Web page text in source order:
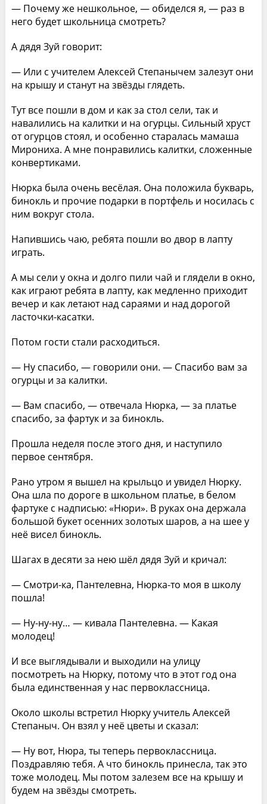
— Почему же нешкольное, — обиделся я, — раз в
него будет школьница смотреть?
А дядя Зуй говорит:
— Или с учителем Алексей Степанычем залезут они
на крышу и станут на звёзды глядеть.
Тут все пошли в дом и как за стол сели, так и
навалились на калитки и на огурцы. Сильный хруст
от огурцов стоял, и особенно старалась мамаша
Мирониха. А мне понравились калитки, сложенные
конвертиками.
Нюрка была очень весёлая. Она положила букварь,
бинокль и прочие подарки в портфель и носилась с
ним вокруг стола.
Напившись чаю, ребята пошли во двор в лапту
играть.
А мы сели у окна и долго пили чай и глядели в окно,
как играют ребята в лапту, как медленно приходит
вечер и как летают над сараями и над дорогой
ласточки-касатки.
Потом гости стали расходиться.
— Ну спасибо, — говорили они. — Спасибо вам за
огурцы и за калитки.
— Вам спасибо, — отвечала Нюрка, — за платье
спасибо, за фартук и за бинокль.
Прошла неделя после этого дня, и наступило
первое сентября.
Рано утром я вышел на крыльцо и увидел Нюрку.
Она шла по дороге в школьном платье, в белом
фартуке с надписью: «Нюри». В руках она держала
большой букет осенних золотых шаров, а на шее у
неё висел бинокль.
Шагах в десяти за нею шёл дядя Зуй и кричал:
— Смотри-ка, Пантелевна, Нюрка-то моя в школу
пошла!
— Ну-ну-ну… — кивала Пантелевна. — Какая
молодец!
И все выглядывали и выходили на улицу
посмотреть на Нюрку, потому что в этот год она
была единственная у нас первоклассница.
Около школы встретил Нюрку учитель Алексей
Степаныч. Он взял у неё цветы и сказал:
— Ну вот, Нюра, ты теперь первоклассница.
Поздравляю тебя. А что бинокль принесла, так это
тоже молодец. Мы потом залезем все на крышу и
будем на звёзды смотреть.